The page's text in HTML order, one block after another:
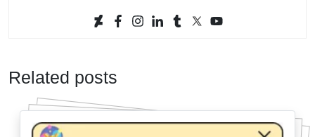
Related posts